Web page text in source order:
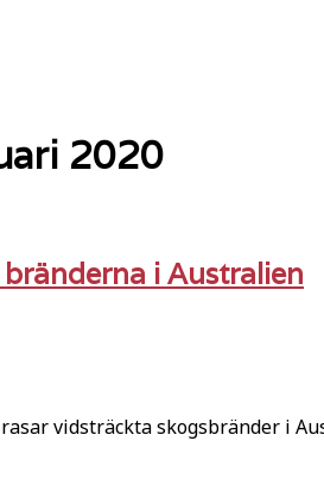
2020
i Australien
vidsträckta skogsbränder i